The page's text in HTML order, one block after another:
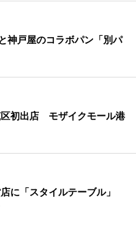
神戸屋のコラボパン「別パ
区初出店 モザイクモール港
に「スタイルテーブル」